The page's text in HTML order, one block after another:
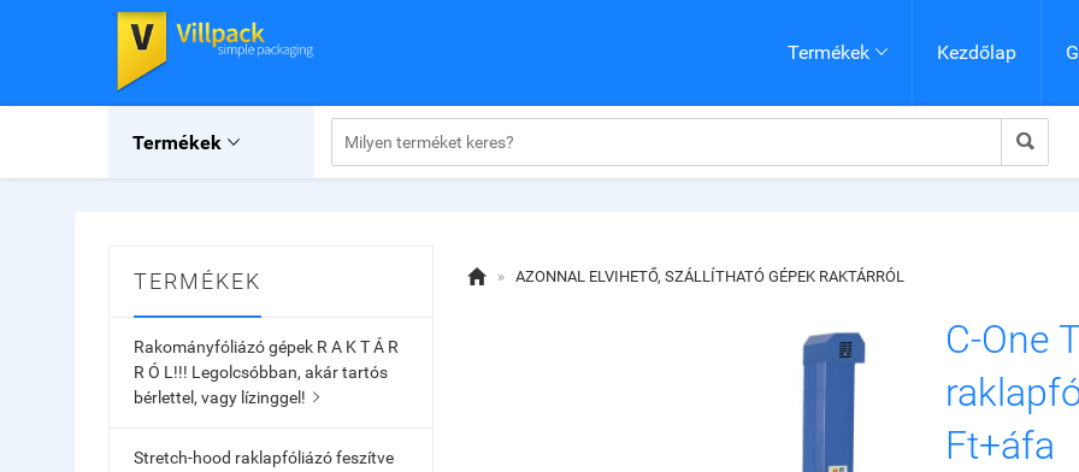
Termékek  Kezdőlap
Termékek  
TERMÉKEK
Rakományfóliázó gépek R A K T Á R
R Ó L!!! Legolcsóbban, akár tartós
bérlettel, vagy lízinggel! 
Stretch-hood raklapfóliázó feszítve
 » AZONNAL ELVIHETŐ, SZÁLLÍTHATÓ GÉPEK RAKTÁRRÓL
C-One
Ft+áfa